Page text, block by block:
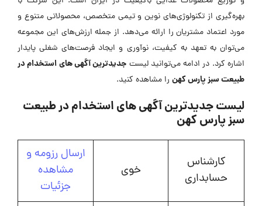
بهره‌گیری از تکنولوژی‌های نوین و تیمی متخصص، محصولاتی متنوع و
مورد اعتماد مشتریان را ارائه می‌دهد. از جمله ارزش‌های این مجموعه
می‌توان به تعهد به کیفیت، نوآوری و ایجاد فرصت‌های شغلی پایدار
اشاره کرد. در ادامه می‌توانید لیست جدیدترین آگهی های استخدام در
طبیعت سبز پارس کهن را مشاهده کنید.
لیست جدیدترین آگهی های استخدام در طبیعت
سبز پارس کهن
کارشناس
حسابداری
خوی
ارسال رزومه و
مشاهده
جزئیات